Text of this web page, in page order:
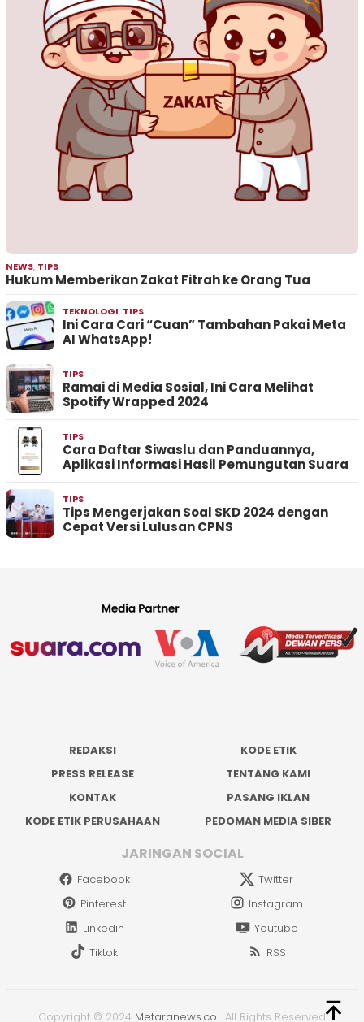
NEWS, TIPS
Hukum Memberikan Zakat Fitrah ke Orang Tua
TEKNOLOGI, TIPS
Ini Cara Cari “Cuan” Tambahan Pakai Meta
AI WhatsApp!
TIPS
Ramai di Media Sosial, Ini Cara Melihat
Spotify Wrapped 2024
TIPS
Cara Daftar Siwaslu dan Panduannya,
Aplikasi Informasi Hasil Pemungutan Suara
TIPS
Tips Mengerjakan Soal SKD 2024 dengan
Cepat Versi Lulusan CPNS
REDAKSI
KODE ETIK
PRESS RELEASE
TENTANG KAMI
KONTAK
PASANG IKLAN
KODE ETIK PERUSAHAAN
PEDOMAN MEDIA SIBER
JARINGAN SOCIAL
Facebook
Twitter
Pinterest
Instagram
Linkedin
Youtube
Tiktok
RSS
Copyright © 2024 Metaranews.co . All Rights Reserved